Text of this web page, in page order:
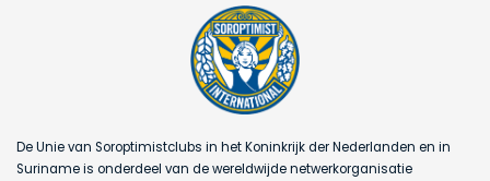
De Unie van Soroptimistclubs in het Koninkrijk der Nederlanden en in
Suriname is onderdeel van de wereldwijde netwerkorganisatie